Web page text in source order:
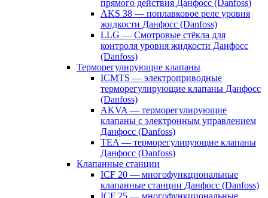
прямого действия Данфосс (Danfoss)
AKS 38 — поплавковое реле уровня
жидкости Данфосс (Danfoss)
LLG — Смотровые стёкла для
контроля уровня жидкости Данфосс
(Danfoss)
Терморегулирующие клапаны
ICMTS — электроприводные
терморегулирующие клапаны Данфосс
(Danfoss)
AKVA — терморегулирующие
клапаны с электронным управлением
Данфосс (Danfoss)
TEA — терморегулирующие клапаны
Данфосс (Danfoss)
Клапанные станции
ICF 20 — многофункциональные
клапанные станции Данфосс (Danfoss)
ICF 25 — многофункциональные